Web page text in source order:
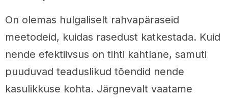
On olemas hulgaliselt rahvapäraseid
meetodeid, kuidas rasedust katkestada. Kuid
nende efektiivsus on tihti kahtlane, samuti
puuduvad teaduslikud tõendid nende
kasulikkuse kohta. Järgnevalt vaatame